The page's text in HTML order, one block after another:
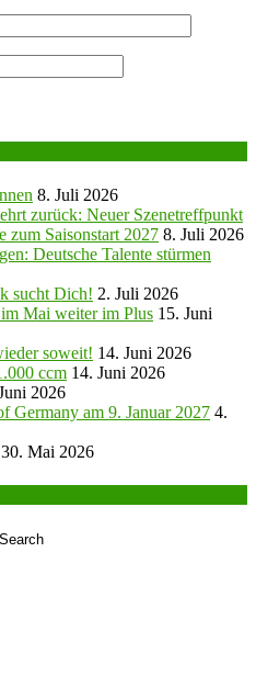
8. Juli 2026
zurück: Neuer Szenetreffpunkt
zum Saisonstart 2027 8. Juli 2026
Deutsche Talente stürmen
sucht Dich! 2. Juli 2026
Mai weiter im Plus 15. Juni
soweit! 14. Juni 2026
ccm 14. Juni 2026
2026
Germany am 9. Januar 2027 4.
30. Mai 2026